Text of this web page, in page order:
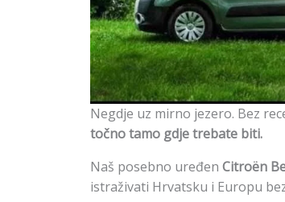
Negdje uz mirno jezero. Bez
točno tamo gdje trebate biti.
Naš posebno uređen Citroën
istraživati Hrvatsku i Europu